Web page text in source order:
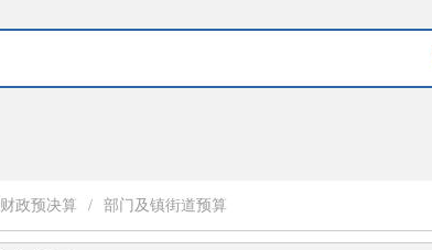
财政预决算 / 部门及镇街道预算